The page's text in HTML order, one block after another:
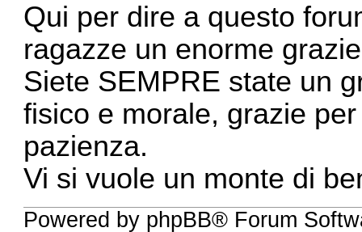
Qui per dire a questo
ragazze un enorme
Siete SEMPRE state un
fisico e morale, grazie
pazienza.
Vi si vuole un monte di
Powered by phpBB® Forum